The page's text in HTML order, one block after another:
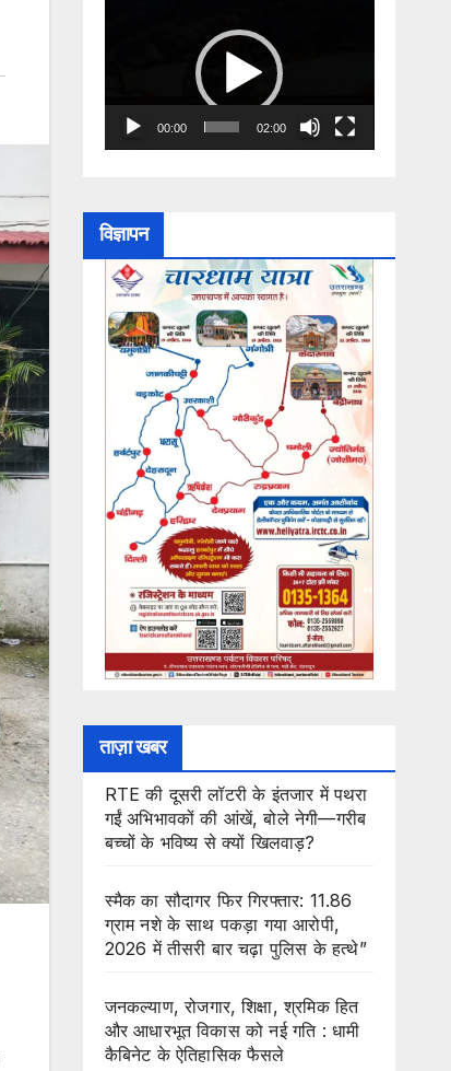
00:00 02:00
विज्ञापन
ताज़ा खबर
RTE की दूसरी लॉटरी के इंतजार में पथरा
गईं अभिभावकों की आंखें, बोले नेगी—गरीब
बच्चों के भविष्य से क्यों खिलवाड़?
स्मैक का सौदागर फिर गिरफ्तार: 11.86
ग्राम नशे के साथ पकड़ा गया आरोपी,
2026 में तीसरी बार चढ़ा पुलिस के हत्थे”
जनकल्याण, रोजगार, शिक्षा, श्रमिक हित
और आधारभूत विकास को नई गति : धामी
कैबिनेट के ऐतिहासिक फैसले